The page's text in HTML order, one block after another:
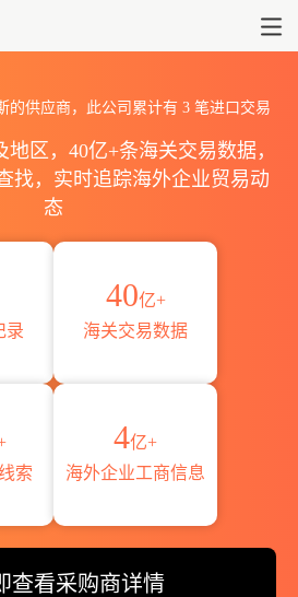
的供应商，此公司累计有 3 笔进口交易
区，40亿+条海关交易数据，
找，实时追踪海外企业贸易动
态
录
40亿+
海关交易数据
索
4亿+
海外企业工商信息
查看采购商详情